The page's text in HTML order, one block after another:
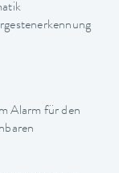
Alarm für den